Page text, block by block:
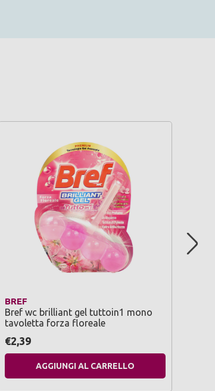
BREF
Bref wc brilliant gel tuttoin1 mono
tavoletta forza floreale
€2,39
AGGIUNGI AL CARRELLO